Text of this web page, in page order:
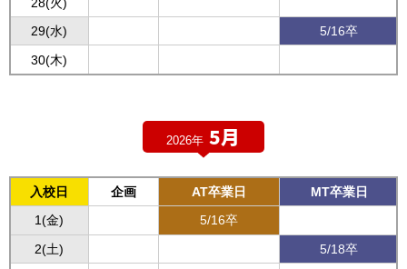
29(水)
5/16卒
30(木)
2026年 5月
入校日 企画 AT卒業日
MT卒業日
1(金)
5/16卒
2(土)
5/18卒